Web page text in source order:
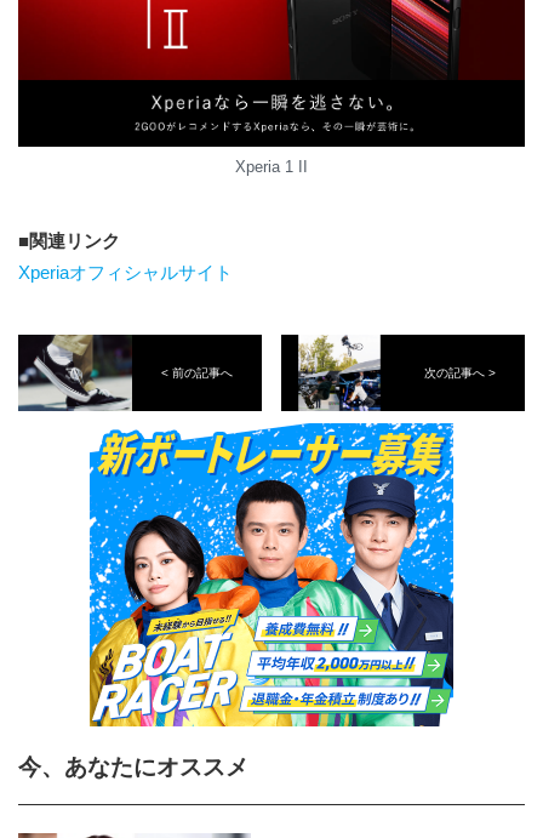
Xperia 1 II
関連リンク
Xperiaオフィシャルサイト
< 前の記事へ 次の記事へ >
今、あなたにオススメ